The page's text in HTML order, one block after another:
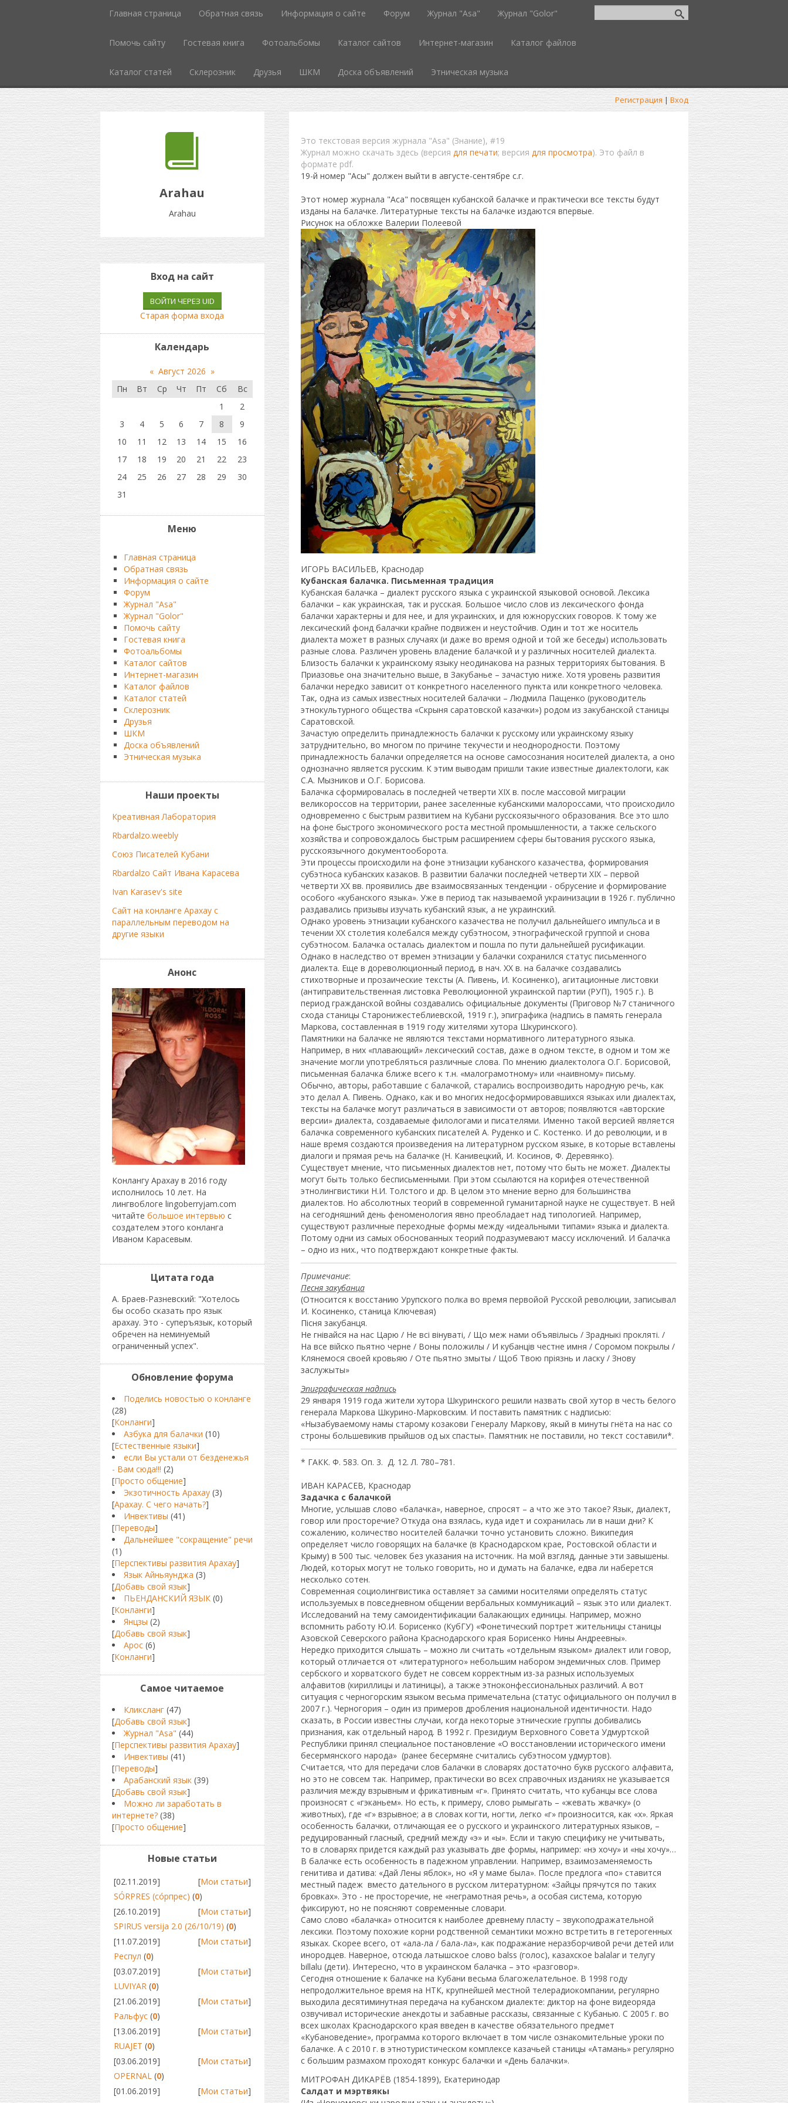
Главная страница Обратная связь Информация о сайте Форум Журнал "Asa" Журнал "Golor"
Помочь сайту Гостевая книга Фотоальбомы Каталог сайтов Интернет-магазин Каталог файлов
Каталог статей Склерозник Друзья ШКМ Доска объявлений Этническая музыка
Регистрация | Вход
Arahau
Arahau
Это текстовая версия журнала "Asa" (Знание), #19
Журнал можно скачать здесь (версия для печати; версия для просмотра). Это файл в
формате pdf.
19-й номер "Асы" должен выйти в августе-сентябре с.г.
Этот номер журнала "Аса" посвящен кубанской балачке и практически все тексты будут
изданы на балачке. Литературные тексты на балачке издаются впервые.
Рисунок на обложке Валерии Полеевой
ИГОРЬ ВАСИЛЬЕВ, Краснодар
Кубанская балачка. Письменная традиция
Кубанская балачка – диалект русского языка с украинской языковой основой. Лексика
балачки – как украинская, так и русская. Большое число слов из лексического фонда
балачки характерны и для нее, и для украинских, и для южнорусских говоров. К тому же
лексический фонд балачки крайне подвижен и неустойчив. Один и тот же носитель
диалекта может в разных случаях (и даже во время одной и той же беседы) использовать
разные слова. Различен уровень владение балачкой и у различных носителей диалекта.
Близость балачки к украинскому языку неодинакова на разных территориях бытования. В
Приазовье она значительно выше, в Закубанье – зачастую ниже. Хотя уровень развития
балачки нередко зависит от конкретного населенного пункта или конкретного человека.
Так, одна из самых известных носителей балачки – Людмила Пащенко (руководитель
этнокультурного общества «Скрыня саратовской казачки») родом из закубанской станицы
Саратовской.
Зачастую определить принадлежность балачки к русскому или украинскому языку
затруднительно, во многом по причине текучести и неоднородности. Поэтому
принадлежность балачки определяется на основе самосознания носителей диалекта, а оно
однозначно является русским. К этим выводам пришли такие известные диалектологи, как
С.А. Мызников и О.Г. Борисова.
Балачка сформировалась в последней четверти XIX в. после массовой миграции
великороссов на территории, ранее заселенные кубанскими малороссами, что происходило
одновременно с быстрым развитием на Кубани русскоязычного образования. Все это шло
на фоне быстрого экономического роста местной промышленности, а также сельского
хозяйства и сопровождалось быстрым расширением сферы бытования русского языка,
русскоязычного документооборота.
Эти процессы происходили на фоне этнизации кубанского казачества, формирования
субэтноса кубанских казаков. В развитии балачки последней четверти XIX – первой
четверти XX вв. проявились две взаимосвязанных тенденции - обрусение и формирование
особого «кубанского языка». Уже в период так называемой украинизации в 1926 г. публично
раздавались призывы изучать кубанский язык, а не украинский.
Однако уровень этнизации кубанского казачества не получил дальнейшего импульса и в
течении XX столетия колебался между субэтносом, этнографической группой и снова
субэтносом. Балачка осталась диалектом и пошла по пути дальнейшей русификации.
Однако в наследство от времен этнизации у балачки сохранился статус письменного
диалекта. Еще в дореволюционный период, в нач. XX в. на балачке создавались
стихотворные и прозаические тексты (А. Пивень, И. Косиненко), агитационные листовки
(антиправительственная листовка Революционной украинской партии (РУП), 1905 г.). В
период гражданской войны создавались официальные документы (Приговор №7 станичного
схода станицы Старонижестеблиевской, 1919 г.), эпиграфика (надпись в память генерала
Маркова, составленная в 1919 году жителями хутора Шкуринского).
Памятники на балачке не являются текстами нормативного литературного языка.
Например, в них «плавающий» лексический состав, даже в одном тексте, в одном и том же
значение могли употребляться различные слова. По мнению диалектолога О.Г. Борисовой,
письменная балачка ближе всего к т.н. «малограмотному» или «наивному» письму.
Обычно, авторы, работавшие с балачкой, старались воспроизводить народную речь, как
это делал А. Пивень. Однако, как и во многих недосформировавшихся языках или диалектах,
тексты на балачке могут различаться в зависимости от авторов; появляются «авторские
версии» диалекта, создаваемые филологами и писателями. Именно такой версией является
балачка современного кубанских писателей А. Руденко и С. Костенко. И до революции, и в
наше время создаются произведения на литературном русском языке, в которые вставлены
диалоги и прямая речь на балачке (Н. Канивецкий, И. Косинов, Ф. Деревянко).
Существует мнение, что письменных диалектов нет, потому что быть не может. Диалекты
могут быть только бесписьменными. При этом ссылаются на корифея отечественной
этнолингвистики Н.И. Толстого и др. В целом это мнение верно для большинства
диалектов. Но абсолютных теорий в современной гуманитарной науке не существует. В ней
на сегодняшний день феноменология явно преобладает над типологией. Например,
существуют различные переходные формы между «идеальными типами» языка и диалекта.
Потому одни из самых обоснованных теорий подразумевают массу исключений. И балачка
– одно из них., что подтверждают конкретные факты.
Примечание:
Песня закубанца
(Относится к восстанию Урупского полка во время первойой Русской революции, записывал
И. Косиненко, станица Ключевая)
Пiсня закубанця.
Не гнiвайся на нас Царю / Не всi вiнуватi, / Що меж нами объявiлысь / Зрадныкi проклятi. /
На все вiйско пьятно черне / Воны положилы / И кубанцiв честне имня / Соромом покрылы /
Клянемося своей кровьяю / Оте пьятно змыты / Щоб Твою прiязнь и ласку / Знову
заслужыты»
Эпиграфическая надпись
29 января 1919 года жители хутора Шкуринского решили назвать свой хутор в честь белого
генерала Маркова Шкурино-Марковским. И поставить памятник с надписью:
«Нызабуваемому намы старому козакови Генералу Маркову, якый в минуты гнёта на нас со
строны большевикив прыйшов од ых спасты». Памятник не поставили, но текст составили*.
* ГАКК. Ф. 583. Оп. 3. Д. 12. Л. 780–781.
ИВАН КАРАСЕВ, Краснодар
Задачка с балачкой
Многие, услышав слово «балачка», наверное, спросят – а что же это такое? Язык, диалект,
говор или просторечие? Откуда она взялась, куда идет и сохранилась ли в наши дни? К
сожалению, количество носителей балачки точно установить сложно. Википедия
определяет число говорящих на балачке (в Краснодарском крае, Ростовской области и
Крыму) в 500 тыс. человек без указания на источник. На мой взгляд, данные эти завышены.
Людей, которых могут не только говорить, но и думать на балачке, едва ли наберется
несколько сотен.
Современная социолингвистика оставляет за самими носителями определять статус
используемых в повседневном общении вербальных коммуникаций – язык это или диалект.
Исследований на тему самоидентификации балакающих единицы. Например, можно
вспомнить работу Ю.И. Борисенко (КубГУ) «Фонетический портрет жительницы станицы
Азовской Северского района Краснодарского края Борисенко Нины Андреевны».
Нередко приходится слышать – можно ли считать «отдельным языком» диалект или говор,
который отличается от «литературного» небольшим набором эндемичных слов. Пример
сербского и хорватского будет не совсем корректным из-за разных используемых
алфавитов (кириллицы и латиницы), а также этноконфессиональных различий. А вот
ситуация с черногорским языком весьма примечательна (статус официального он получил в
2007 г.). Черногория – один из примеров дробления национальной идентичности. Надо
сказать, в России известны случаи, когда некоторые этнические группы добивались
признания, как отдельный народ. В 1992 г. Президиум Верховного Совета Удмуртской
Республики принял специальное постановление «О восстановлении исторического имени
бесермянского народа» (ранее бесермяне считались субэтносом удмуртов).
Считается, что для передачи слов балачки в словарях достаточно букв русского алфавита,
но это не совсем так. Например, практически во всех справочных изданиях не указывается
различия между взрывным и фрикативным «г». Принято считать, что кубанцы все слова
произносят с «гэканьем». Но есть, к примеру, слово рымыгать – «жевать жвачку» (о
животных), где «г» взрывное; а в словах когти, ногти, легко «г» произносится, как «х». Яркая
особенность балачки, отличающая ее о русского и украинского литературных языков, –
редуцированный гласный, средний между «э» и «ы». Если и такую специфику не учитывать,
то в словарях придется каждый раз указывать две формы, например: «нэ хочу» и «ны хочу»…
В балачке есть особенность в падежном управлении. Например, взаимозаменяемость
генитива и датива: «Дай Лены яблок», но «Я у маме была». После предлога «по» ставится
местный падеж вместо дательного в русском литературном: «Зайцы прячутся по таких
бровках». Это - не просторечие, не «неграмотная речь», а особая система, которую
фиксируют, но не поясняют современные словари.
Само слово «балачка» относится к наиболее древнему пласту – звукоподражательной
лексики. Поэтому похожие корни родственной семантики можно встретить в гетерогенных
языках. Скорее всего, от «ала-ла / бала-ла», как подражание неразборчивой речи детей или
инородцев. Наверное, отсюда латышское слово balss (голос), казахское balalar и телугу
billalu (дети). Интересно, что в украинском балачка – это «разговор».
Сегодня отношение к балачке на Кубани весьма благожелательное. В 1998 году
непродолжительное время на НТК, крупнейшей местной телерадиокомпании, регулярно
выходила десятиминутная передача на кубанском диалекте: диктор на фоне видеоряда
озвучивал исторические анекдоты и забавные рассказы, связанные с Кубанью. С 2005 г. во
всех школах Краснодарского края введен в качестве обязательного предмет
«Кубановедение», программа которого включает в том числе ознакомительные уроки по
балачке. А с 2010 г. в этнотуристическом комплексе казачьей станицы «Атамань» регулярно
с большим размахом проходят конкурс балачки и «День балачки».
МИТРОФАН ДИКАРЁВ (1854-1899), Екатеринодар
Салдат и мэртвякы
Вход на сайт
ВОЙТИ ЧЕРЕЗ UID
Старая форма входа
Календарь
« Август 2026 »
Пн
Вт Ср Чт Пт Сб
Вс
1
2
3
4 5 6 7 8
9
10
11 12 13 14 15
16
17
18 19 20 21 22
23
24
25 26 27 28 29
30
31
Меню
Главная страница
Обратная связь
Информация о сайте
Форум
Журнал "Asa"
Журнал "Golor"
Помочь сайту
Гостевая книга
Фотоальбомы
Каталог сайтов
Интернет-магазин
Каталог файлов
Каталог статей
Склерозник
Друзья
ШКМ
Доска объявлений
Этническая музыка
Наши проекты
Креативная Лаборатория
Rbardalzo.weebly
Союз Писателей Кубани
Rbardalzo Сайт Ивана Карасева
Ivan Karasev's site
Сайт на конланге Арахау с
параллельным переводом на
другие языки
Анонс
Конлангу Арахау в 2016 году
исполнилось 10 лет. На
лингвоблоге lingoberryjam.com
читайте большое интервью с
создателем этого конланга
Иваном Карасевым.
Цитата года
А. Браев-Разневский: "Хотелось
бы особо сказать про язык
арахау. Это - суперъязык, который
обречен на неминуемый
ограниченный успех".
Обновление форума
Поделись новостью о конланге
(28)
[Конланги]
Азбука для балачки (10)
[Естественные языки]
если Вы устали от безденежья
- Вам сюда!!! (2)
[Просто общение]
Экзотичность Арахау (3)
[Арахау. С чего начать?]
Инвективы (41)
[Переводы]
Дальнейшее "сокращение" речи
(1)
[Перспективы развития Арахау]
Язык Айньяунджа (3)
[Добавь свой язык]
ПЬЕНДАНСКИЙ ЯЗЫК (0)
[Конланги]
Янцзы (2)
[Добавь свой язык]
Арос (6)
[Конланги]
Самое читаемое
Кликсланг (47)
[Добавь свой язык]
Журнал "Asa" (44)
[Перспективы развития Арахау]
Инвективы (41)
[Переводы]
Арабанский язык (39)
[Добавь свой язык]
Можно ли заработать в
интернете? (38)
[Просто общение]
Новые статьи
[02.11.2019] [Мои статьи]
SÓRPRES (сóрпрес) (0)
[26.10.2019]
[Мои статьи]
SPIRUS versija 2.0 (26/10/19) (0)
[11.07.2019]
[Мои статьи]
Респул (0)
[03.07.2019]
[Мои статьи]
LUVIYAR (0)
[21.06.2019]
[Мои статьи]
Ральфус (0)
[13.06.2019]
[Мои статьи]
RUAJET (0)
[03.06.2019]
[Мои статьи]
OPERNAL (0)
[01.06.2019]
[Мои статьи]